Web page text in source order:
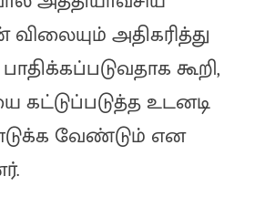
அதிகரித்து
கூறி,
கட்டுப்படுத்த உடனடி
வேண்டும் என